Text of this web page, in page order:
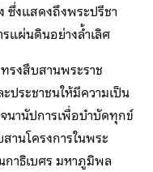
งแสดงถึงพระปรีชา
แผ่นดินอย่างล้ำเลิศ
รงสืบสานพระราช
ประชาชนให้มีความเป็น
นานัปการเพื่อบำบัดทุกข์
านโครงการในพระ
าธิเบศร มหาภูมิพล